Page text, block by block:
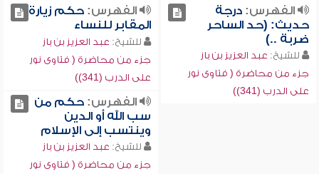
الفهرس:درجة
حديث: (حد الساحر
ضربة ..)
للشيخ: عبد العزيز بن باز
جزء من محاضرة ( فتاوى نور
على الدرب (341))
الفهرس:حكم زيارة
المقابر للنساء
للشيخ: عبد العزيز بن باز
جزء من محاضرة ( فتاوى نور
على الدرب (341))
الفهرس:حكم من
سب الله أو الدين
وينتسب إلى الإسلام
للشيخ: عبد العزيز بن باز
جزء من محاضرة ( فتاوى نور